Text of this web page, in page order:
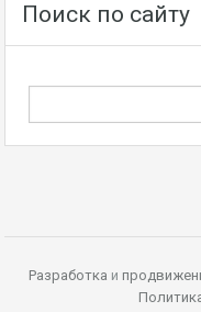
Поиск по сайту
Разработка и